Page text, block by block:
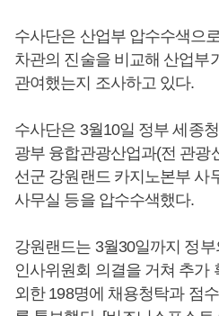
수사단은 산업부 압수수색으
차관의 진술을 비교해 산업부
관여했는지 조사하고 있다.
수사단은 3월10일 정부 세종
광부 융합관광산업과(전 관광
선군 강원랜드 카지노본부 사
사무실 등을 압수수색했다.
강원랜드는 3월30일까지 정
인사위원회 의결을 거쳐 추가
외한 198명에 채용청탁과 점